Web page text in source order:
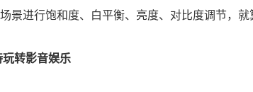
景进行饱和度、白平衡、亮度、对比度调节，就
转影音娱乐